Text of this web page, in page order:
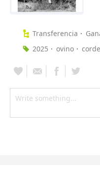
Transferencia
2025
ovino